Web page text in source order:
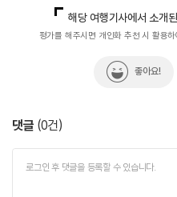
해당 여행기사에서 소개
평가를 해주시면 개인화 추천 시 활용
좋아요!
댓글 (0건)